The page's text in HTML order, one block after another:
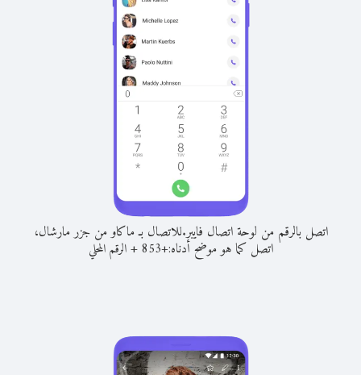
اتصل بالرقم من لوحة اتصال فايبر.للاتصال بـ ماكاو من جزر مارشال،
اتصل كما هو موضح أدناه:+
853
+الرقم المحلي